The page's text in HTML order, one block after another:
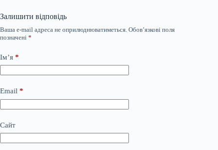
Залишити відповідь
Ваша e-mail адреса не оприлюднюватиметься. Обов’язкові поля
позначені *
Ім’я *
Email *
Сайт